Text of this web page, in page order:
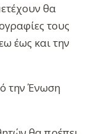
θα
τους
έως και την
την Ένωση